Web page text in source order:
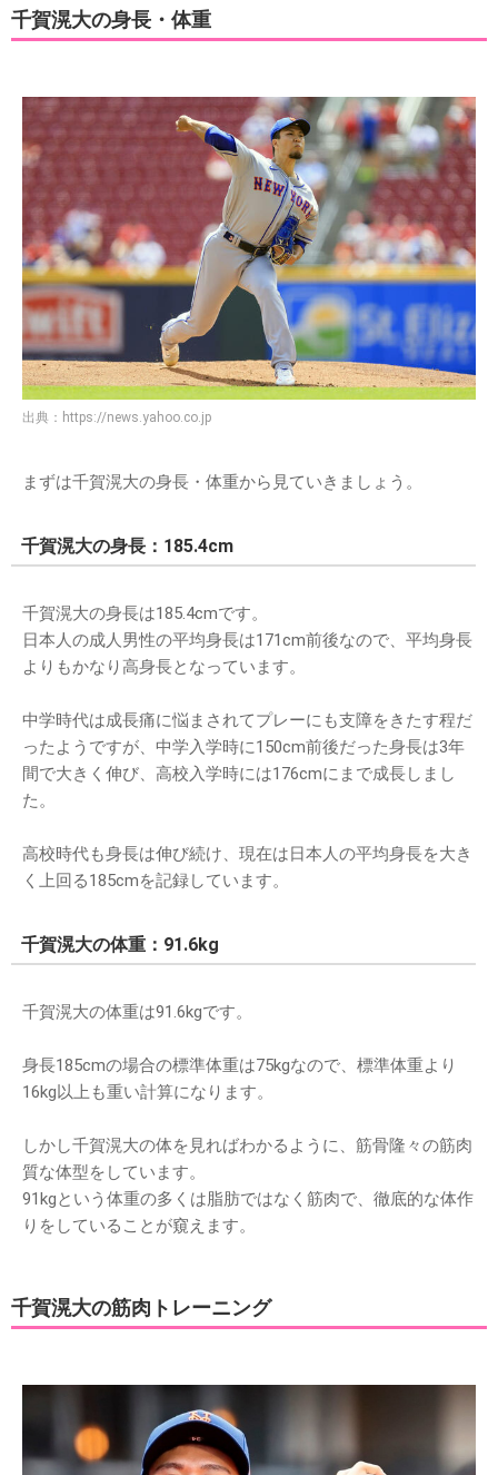
千賀滉大の身長・体重
出典： https://news.yahoo.co.jp
まずは千賀滉大の身長・体重から見ていきましょう。
千賀滉大の身長：185.4cm
千賀滉大の身長は185.4cmです。
日本人の成人男性の平均身長は171cm前後なので、平均身長
よりもかなり高身長となっています。
中学時代は成長痛に悩まされてプレーにも支障をきたす程だ
ったようですが、中学入学時に150cm前後だった身長は3年
間で大きく伸び、高校入学時には176cmにまで成長しまし
た。
高校時代も身長は伸び続け、現在は日本人の平均身長を大き
く上回る185cmを記録しています。
千賀滉大の体重：91.6kg
千賀滉大の体重は91.6kgです。
身長185cmの場合の標準体重は75kgなので、標準体重より
16kg以上も重い計算になります。
しかし千賀滉大の体を見ればわかるように、筋骨隆々の筋肉
質な体型をしています。
91kgという体重の多くは脂肪ではなく筋肉で、徹底的な体作
りをしていることが窺えます。
千賀滉大の筋肉トレーニング